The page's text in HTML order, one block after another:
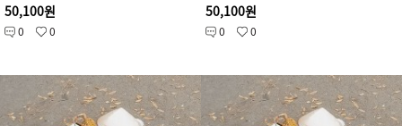
50,100원
0 0
50,100원
0 0